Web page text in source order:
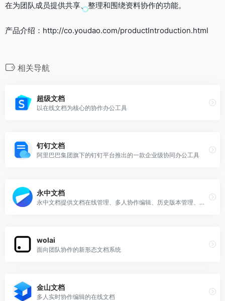
在为团队成员提供共享、整理和围绕资料协作的功能。
产品介绍：http://co.youdao.com/productIntroduction.html
相关导航
超级文档
以在线文档为核心的协作办公工具
钉钉文档
阿里巴巴集团旗下的钉钉平台推出的一款企业级协同办公工具
永中文档
永中文档提供文档在线管理、多人协作编辑、历史版本管理、权限管控、文档安全等文档处理能力
wolai
面向团队协作的新形态文档系统
金山文档
多人实时协作编辑的在线文档